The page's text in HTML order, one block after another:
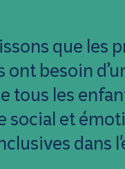
que les
besoin
tous les
social et
dans